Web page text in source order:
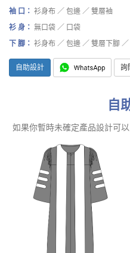
袖 口： 衫身布 ／ 包邊 ／ 雙層袖
衫 身： 無口袋 ／ 口袋
下 腳： 衫身布 ／ 包邊 ／ 雙層下腳 ／
自助設計 詢
自
如果你暫時未確定產品設計可